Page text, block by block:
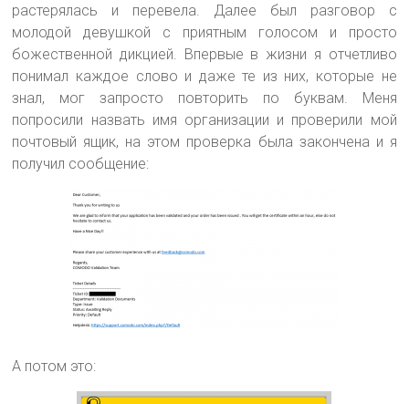
растерялась и перевела. Далее был разговор с
молодой девушкой с приятным голосом и просто
божественной дикцией. Впервые в жизни я отчетливо
понимал каждое слово и даже те из них, которые не
знал, мог запросто повторить по буквам. Меня
попросили назвать имя организации и проверили мой
почтовый ящик, на этом проверка была закончена и я
получил сообщение:
А потом это: